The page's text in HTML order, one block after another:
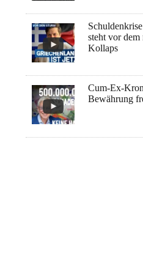
steht vor dem
Kollaps
Cum-Ex-
Bewährung